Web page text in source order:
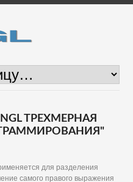
ТРЕХМЕРНАЯ
для разделения
самого правого выражения